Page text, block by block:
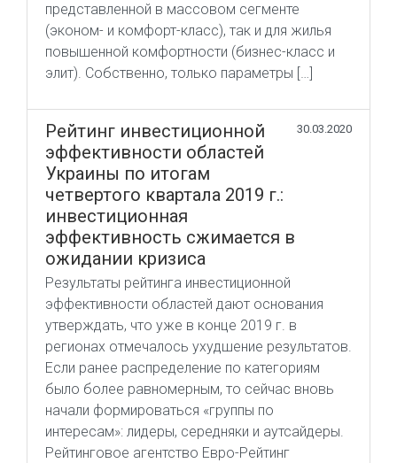
представленной в массовом сегменте
(эконом- и комфорт-класс), так и для жилья
повышенной комфортности (бизнес-класс и
элит). Собственно, только параметры […]
Рейтинг инвестиционной
эффективности областей
Украины по итогам
четвертого квартала 2019 г.:
инвестиционная
эффективность сжимается в
ожидании кризиса
30.03.2020
Результаты рейтинга инвестиционной
эффективности областей дают основания
утверждать, что уже в конце 2019 г. в
регионах отмечалось ухудшение результатов.
Если ранее распределение по категориям
было более равномерным, то сейчас вновь
начали формироваться «группы по
интересам»: лидеры, середняки и аутсайдеры.
Рейтинговое агентство Евро-Рейтинг